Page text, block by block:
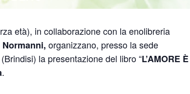
età), in collaborazione con la enolibreria
organizzano, presso la sede
la presentazione del libro “L’AMORE È
.